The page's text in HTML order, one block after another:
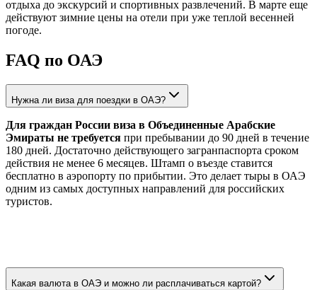
отдыха до экскурсий и спортивных развлечений. В марте еще
действуют зимние цены на отели при уже теплой весенней
погоде.
FAQ по ОАЭ
Нужна ли виза для поездки в ОАЭ?
Для граждан России виза в Объединенные Арабские
Эмираты не требуется при пребывании до 90 дней в течение
180 дней. Достаточно действующего загранпаспорта сроком
действия не менее 6 месяцев. Штамп о въезде ставится
бесплатно в аэропорту по прибытии. Это делает тыры в ОАЭ
одним из самых доступных направлений для российских
туристов.
Какая валюта в ОАЭ и можно ли расплачиваться картой?